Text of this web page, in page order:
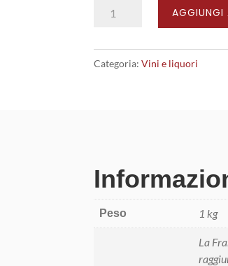
Zibibbo
AGGIUNGI
Categoria:Vini e liquori
Peso 1 kg
La